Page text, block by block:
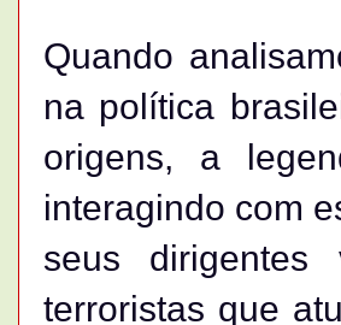
Quando
na política
origens, a
interagindo com
seus dirigentes
terroristas que